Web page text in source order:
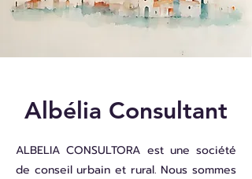
Albélia Consultant
ALBELIA CONSULTORA est une société
de conseil urbain et rural. Nous sommes